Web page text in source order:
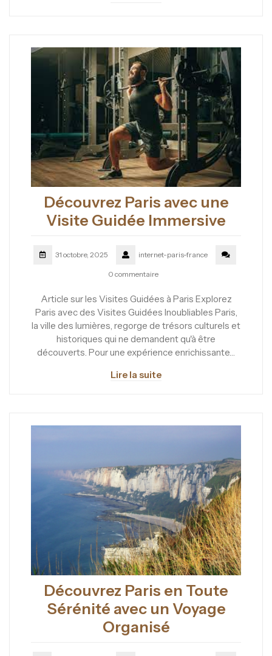
Découvrez Paris avec une
Visite Guidée Immersive
31 octobre, 2025 internet-paris-france
0 commentaire
Article sur les Visites Guidées à Paris Explorez
Paris avec des Visites Guidées Inoubliables Paris,
la ville des lumières, regorge de trésors culturels et
historiques qui ne demandent qu'à être
découverts. Pour une expérience enrichissante…
Lire la suite
Découvrez Paris en Toute
Sérénité avec un Voyage
Organisé